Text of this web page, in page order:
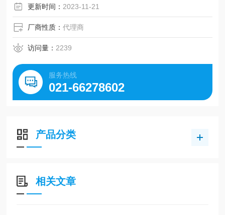
机械载荷摩擦系数
更新时间： 2023-11-21
厂商性质：代理商
访问量： 2239
服务热线
021-66278602
产品分类
相关文章